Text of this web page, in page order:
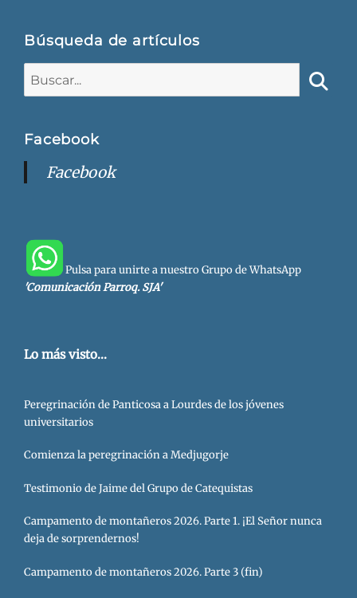
Búsqueda de artículos
Facebook
Facebook
Pulsa para unirte a nuestro Grupo de WhatsApp
'Comunicación Parroq. SJA'
Lo más visto...
Peregrinación de Panticosa a Lourdes de los jóvenes
universitarios
Comienza la peregrinación a Medjugorje
Testimonio de Jaime del Grupo de Catequistas
Campamento de montañeros 2026. Parte 1. ¡El Señor nunca
deja de sorprendernos!
Campamento de montañeros 2026. Parte 3 (fin)